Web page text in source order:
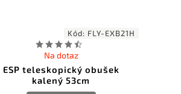
Kód: FLY-EXB21H
ESP teleskopický obušek
kalený 53cm
Na dotaz